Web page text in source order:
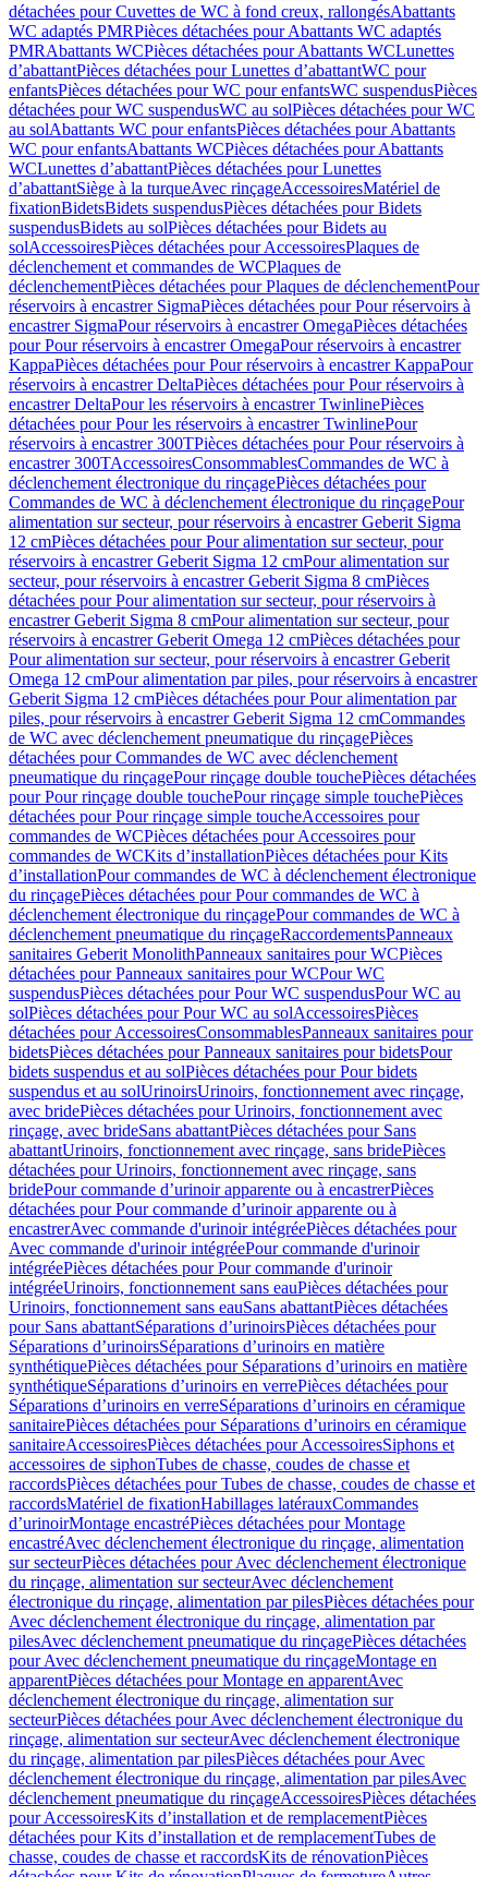
détachées pour Cuvettes de WC à fond creux, rallongésAbattants
WC adaptés PMRPièces détachées pour Abattants WC adaptés
PMRAbattants WCPièces détachées pour Abattants WCLunettes
d’abattantPièces détachées pour Lunettes d’abattantWC pour
enfantsPièces détachées pour WC pour enfantsWC suspendusPièces
détachées pour WC suspendusWC au solPièces détachées pour WC
au solAbattants WC pour enfantsPièces détachées pour Abattants
WC pour enfantsAbattants WCPièces détachées pour Abattants
WCLunettes d’abattantPièces détachées pour Lunettes
d’abattantSiège à la turqueAvec rinçageAccessoiresMatériel de
fixationBidetsBidets suspendusPièces détachées pour Bidets
suspendusBidets au solPièces détachées pour Bidets au
solAccessoiresPièces détachées pour AccessoiresPlaques de
déclenchement et commandes de WCPlaques de
déclenchementPièces détachées pour Plaques de déclenchementPour
réservoirs à encastrer SigmaPièces détachées pour Pour réservoirs à
encastrer SigmaPour réservoirs à encastrer OmegaPièces détachées
pour Pour réservoirs à encastrer OmegaPour réservoirs à encastrer
KappaPièces détachées pour Pour réservoirs à encastrer KappaPour
réservoirs à encastrer DeltaPièces détachées pour Pour réservoirs à
encastrer DeltaPour les réservoirs à encastrer TwinlinePièces
détachées pour Pour les réservoirs à encastrer TwinlinePour
réservoirs à encastrer 300TPièces détachées pour Pour réservoirs à
encastrer 300TAccessoiresConsommablesCommandes de WC à
déclenchement électronique du rinçagePièces détachées pour
Commandes de WC à déclenchement électronique du rinçagePour
alimentation sur secteur, pour réservoirs à encastrer Geberit Sigma
12 cmPièces détachées pour Pour alimentation sur secteur, pour
réservoirs à encastrer Geberit Sigma 12 cmPour alimentation sur
secteur, pour réservoirs à encastrer Geberit Sigma 8 cmPièces
détachées pour Pour alimentation sur secteur, pour réservoirs à
encastrer Geberit Sigma 8 cmPour alimentation sur secteur, pour
réservoirs à encastrer Geberit Omega 12 cmPièces détachées pour
Pour alimentation sur secteur, pour réservoirs à encastrer Geberit
Omega 12 cmPour alimentation par piles, pour réservoirs à encastrer
Geberit Sigma 12 cmPièces détachées pour Pour alimentation par
piles, pour réservoirs à encastrer Geberit Sigma 12 cmCommandes
de WC avec déclenchement pneumatique du rinçagePièces
détachées pour Commandes de WC avec déclenchement
pneumatique du rinçagePour rinçage double touchePièces détachées
pour Pour rinçage double touchePour rinçage simple touchePièces
détachées pour Pour rinçage simple toucheAccessoires pour
commandes de WCPièces détachées pour Accessoires pour
commandes de WCKits d’installationPièces détachées pour Kits
d’installationPour commandes de WC à déclenchement électronique
du rinçagePièces détachées pour Pour commandes de WC à
déclenchement électronique du rinçagePour commandes de WC à
déclenchement pneumatique du rinçageRaccordementsPanneaux
sanitaires Geberit MonolithPanneaux sanitaires pour WCPièces
détachées pour Panneaux sanitaires pour WCPour WC
suspendusPièces détachées pour Pour WC suspendusPour WC au
solPièces détachées pour Pour WC au solAccessoiresPièces
détachées pour AccessoiresConsommablesPanneaux sanitaires pour
bidetsPièces détachées pour Panneaux sanitaires pour bidetsPour
bidets suspendus et au solPièces détachées pour Pour bidets
suspendus et au solUrinoirsUrinoirs, fonctionnement avec rinçage,
avec bridePièces détachées pour Urinoirs, fonctionnement avec
rinçage, avec brideSans abattantPièces détachées pour Sans
abattantUrinoirs, fonctionnement avec rinçage, sans bridePièces
détachées pour Urinoirs, fonctionnement avec rinçage, sans
bridePour commande d’urinoir apparente ou à encastrerPièces
détachées pour Pour commande d’urinoir apparente ou à
encastrerAvec commande d'urinoir intégréePièces détachées pour
Avec commande d'urinoir intégréePour commande d'urinoir
intégréePièces détachées pour Pour commande d'urinoir
intégréeUrinoirs, fonctionnement sans eauPièces détachées pour
Urinoirs, fonctionnement sans eauSans abattantPièces détachées
pour Sans abattantSéparations d’urinoirsPièces détachées pour
Séparations d’urinoirsSéparations d’urinoirs en matière
synthétiquePièces détachées pour Séparations d’urinoirs en matière
synthétiqueSéparations d’urinoirs en verrePièces détachées pour
Séparations d’urinoirs en verreSéparations d’urinoirs en céramique
sanitairePièces détachées pour Séparations d’urinoirs en céramique
sanitaireAccessoiresPièces détachées pour AccessoiresSiphons et
accessoires de siphonTubes de chasse, coudes de chasse et
raccordsPièces détachées pour Tubes de chasse, coudes de chasse et
raccordsMatériel de fixationHabillages latérauxCommandes
dʼurinoirMontage encastréPièces détachées pour Montage
encastréAvec déclenchement électronique du rinçage, alimentation
sur secteurPièces détachées pour Avec déclenchement électronique
du rinçage, alimentation sur secteurAvec déclenchement
électronique du rinçage, alimentation par pilesPièces détachées pour
Avec déclenchement électronique du rinçage, alimentation par
pilesAvec déclenchement pneumatique du rinçagePièces détachées
pour Avec déclenchement pneumatique du rinçageMontage en
apparentPièces détachées pour Montage en apparentAvec
déclenchement électronique du rinçage, alimentation sur
secteurPièces détachées pour Avec déclenchement électronique du
rinçage, alimentation sur secteurAvec déclenchement électronique
du rinçage, alimentation par pilesPièces détachées pour Avec
déclenchement électronique du rinçage, alimentation par pilesAvec
déclenchement pneumatique du rinçageAccessoiresPièces détachées
pour AccessoiresKits d’installation et de remplacementPièces
détachées pour Kits d’installation et de remplacementTubes de
chasse, coudes de chasse et raccordsKits de rénovationPièces